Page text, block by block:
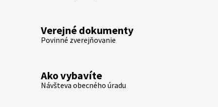
Verejné dokumenty
Povinné zverejňovanie
Ako vybavíte
Návšteva obecného úradu